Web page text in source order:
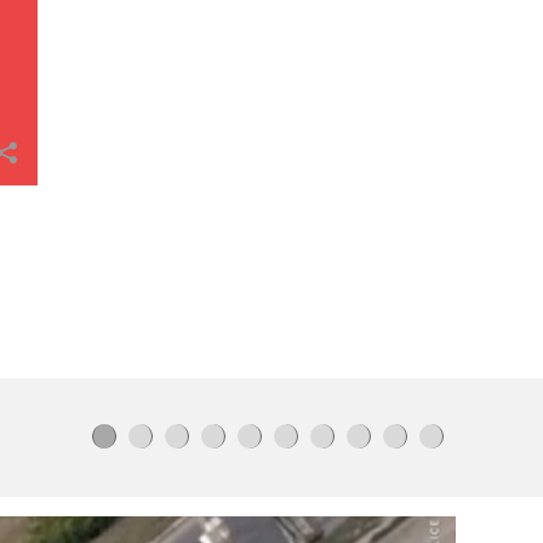
Огромен
пожар блокира АМ
„Тракия“
безстопанственикучетав София